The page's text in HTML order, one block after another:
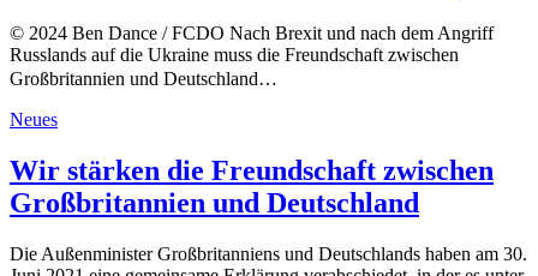
© 2024 Ben Dance / FCDO Nach Brexit und nach dem Angriff
Russlands auf die Ukraine muss die Freundschaft zwischen
Großbritannien und Deutschland…
Neues
Wir stärken die Freundschaft zwischen
Großbritannien und Deutschland
Die Außenminister Großbritanniens und Deutschlands haben am 30.